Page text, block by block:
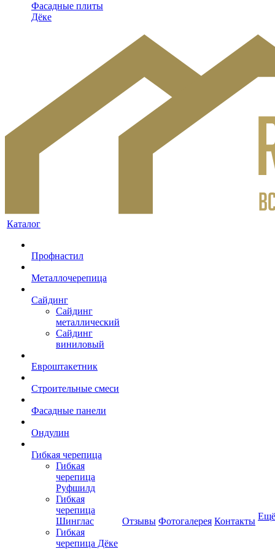
Фасадные плиты
Дёке
Каталог
Профнастил
Металлочерепица
Сайдинг
Сайдинг
металлический
Сайдинг
виниловый
Евроштакетник
Строительные смеси
Фасадные панели
Ондулин
Гибкая черепица
Гибкая
черепица
Руфшилд
Гибкая
черепица
Шинглас
Гибкая
черепица Дёке
Отзывы Фотогалерея Контакты Ещё